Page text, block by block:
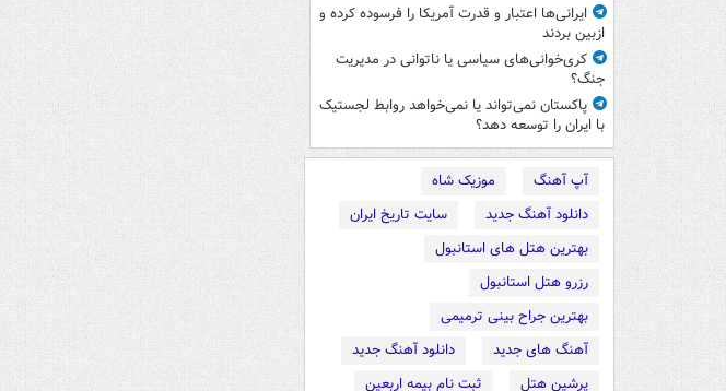
ایرانی‌ها اعتبار و قدرت آمریکا را فرسوده کرده و
ازبین بردند
کری‌خوانی‌های سیاسی یا ناتوانی در مدیریت
جنگ؟
پاکستان نمی‌تواند یا نمی‌خواهد روابط لجستیک
با ایران را توسعه دهد؟
آپ آهنگ
موزیک شاه
دانلود آهنگ جدید
سایت تاریخ ایران
بهترین هتل های استانبول
رزرو هتل استانبول
بهترین جراح بینی ترمیمی
آهنگ های جدید
دانلود آهنگ جدید
پرشین هتل
ثبت نام بیمه اربعین